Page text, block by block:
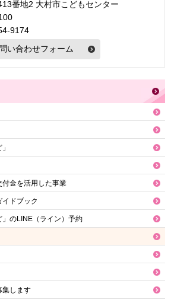
番地2 大村市こどもセンター
9174
金を活用した事業
ドブック
のLINE（ライン）予約
集します